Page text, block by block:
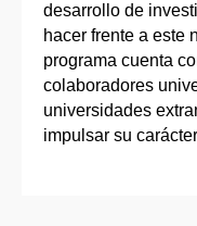
desarrollo de
hacer frente a este
programa cuenta
colaboradores
universidades
impulsar su